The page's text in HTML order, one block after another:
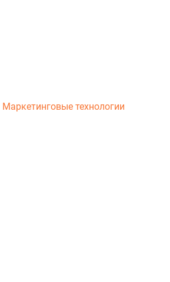
Маркетинговые технологии